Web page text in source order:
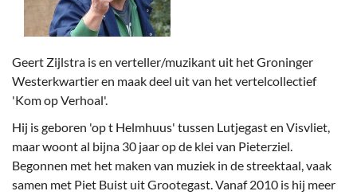
Geert Zijlstra is en verteller/muzikant uit het Groninger
Westerkwartier en maak deel uit van het vertelcollectief
'Kom op Verhoal'.
Hij is geboren 'op t Helmhuus' tussen Lutjegast en Visvliet,
maar woont al bijna 30 jaar op de klei van Pieterziel.
Begonnen met het maken van muziek in de streektaal, vaak
samen met Piet Buist uit Grootegast. Vanaf 2010 is hij meer